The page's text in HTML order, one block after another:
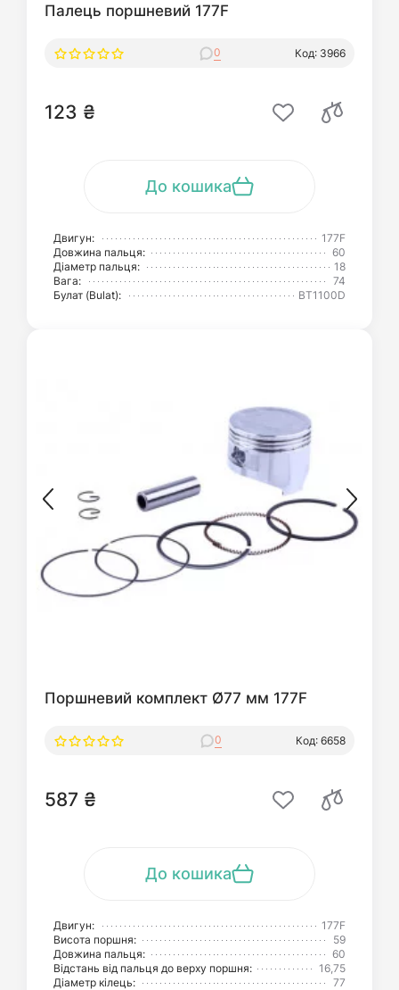
Палець поршневий 177F
0 Код: 3966
123 ₴
До кошика
Двигун:
177F
Довжина пальця:
60
Діаметр пальця:
18
Вага:
74
Булат (Bulat):
BT1100D
Поршневий комплект Ø77 мм 177F
0 Код: 6658
587 ₴
До кошика
Двигун:
177F
Висота поршня:
59
Довжина пальця:
60
Відстань від пальця до верху поршня:
16,75
Діаметр кілець:
77